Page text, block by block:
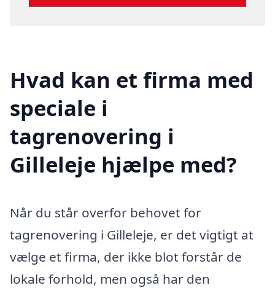
Hvad kan et firma med
speciale i
tagrenovering i
Gilleleje hjælpe med?
Når du står overfor behovet for
tagrenovering i Gilleleje, er det vigtigt at
vælge et firma, der ikke blot forstår de
lokale forhold, men også har den